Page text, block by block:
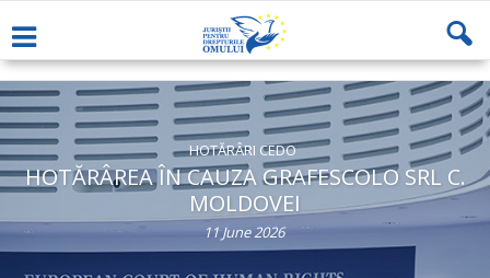
HOTĂRÂRI CEDO
HOTĂRÂREA ÎN CAUZA GRAFESCOLO SRL C.
MOLDOVEI
11 June 2026